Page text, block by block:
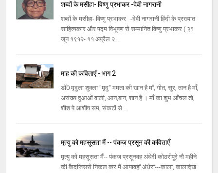
शब्दों के मसीहा- विष्णु प्रभाकर -देवी नागरानी
शब्दों के मसीहा- विष्णु प्रभाकर -देवी नागरानी हिंदी के प्रख्यात
साहित्यकार और पद्म विभूषण से सम्मानित विष्णु प्रभाकर ( २१
जून १९१२- ११ अप्रैल २...
माह की कविताएँ - भाग 2
डॉ0 मृदुला शुक्ला "मृदु" ममता की खान है माँ, गीत, सुर, तान है माँ,
असंख्य दुआओं वाली, आन,बान, शान है । माँ का शुभ आँचल तो,
शीश पे आशीष सम, संकटों से...
मृत्यु को महसूसता मैं -- पंकज प्रसून की कविताएँ
मृत्यु को महसूसता मैं-- पंकज प्रसूनवह अंधेरी कोठरीपूरे नौ महीने
की कैदजिससे निकल कर मैं आयावहीं अंधेरा---काला, कालादेख